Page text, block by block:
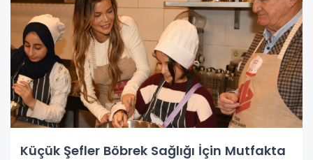
Küçük Şefler Böbrek Sağlığı İçin Mutfakta